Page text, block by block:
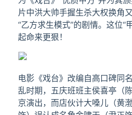
片中洪大帅手握生杀大权换角
“乙方求生模式”的剧情。这位“
起命来更狠！
电影《戏台》改编自高口碑同
乱时期，五庆班班主侯喜亭（
京演出，而店伙计大嗓儿（黄